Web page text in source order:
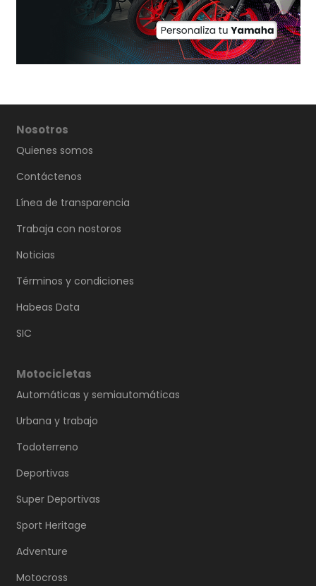
Nosotros
Quienes somos
Contáctenos
Línea de transparencia
Trabaja con nostoros
Noticias
Términos y condiciones
Habeas Data
SIC
Motocicletas
Automáticas y semiautomáticas
Urbana y trabajo
Todoterreno
Deportivas
Super Deportivas
Sport Heritage
Adventure
Motocross